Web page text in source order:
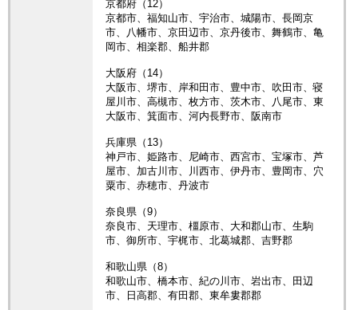
京都府（12）
京都市、福知山市、宇治市、城陽市、長岡京
市、八幡市、京田辺市、京丹後市、舞鶴市、亀
岡市、相楽郡、船井郡
大阪府（14）
大阪市、堺市、岸和田市、豊中市、吹田市、寝
屋川市、高槻市、枚方市、茨木市、八尾市、東
大阪市、箕面市、河内長野市、阪南市
兵庫県（13）
神戸市、姫路市、尼崎市、西宮市、宝塚市、芦
屋市、加古川市、川西市、伊丹市、豊岡市、穴
粟市、赤穂市、丹波市
奈良県（9）
奈良市、天理市、橿原市、大和郡山市、生駒
市、御所市、宇梶市、北葛城郡、吉野郡
和歌山県（8）
和歌山市、橋本市、紀の川市、岩出市、田辺
市、日高郡、有田郡、東牟婁郡郡